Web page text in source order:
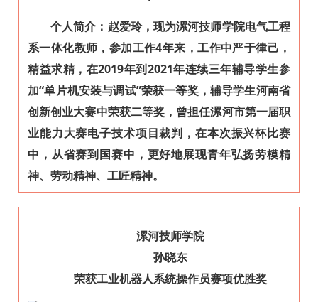
个人简介：赵爱玲，现为漯河技师学院电气工程
系一体化教师，参加工作4年来，工作中严于律己，
精益求精，在2019年到2021年连续三年辅导学生参
加“单片机安装与调试”荣获一等奖，辅导学生河南省
创新创业大赛中荣获二等奖，曾担任漯河市第一届职
业能力大赛电子技术项目裁判，在本次振兴杯比赛
中，从省赛到国赛中，更好地展现青年弘扬劳模精
神、劳动精神、工匠精神。
漯河技师学院
孙晓东
荣获工业机器人系统操作员赛项优胜奖